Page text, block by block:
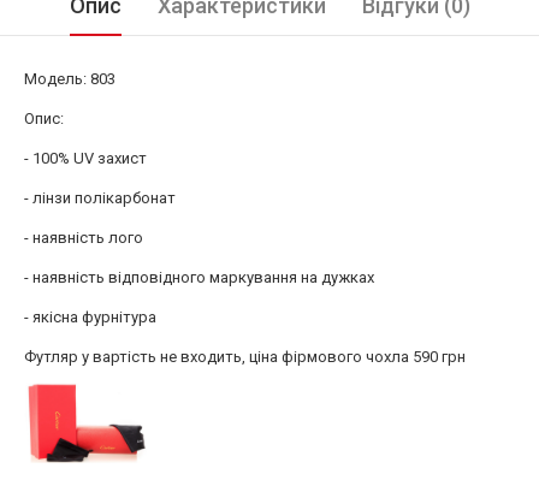
Модель: 803
Опис:
- 100% UV захист
- лінзи полікарбонат
- наявність лого
- наявність відповідного маркування на дужках
- якісна фурнітура
Футляр у вартість не входить, ціна фірмового чохла 590 грн